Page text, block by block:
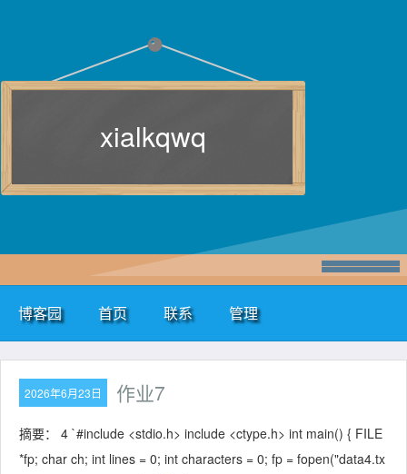
xialkqwq
博客园 首页 联系 管理
2026年6月23日 作业7
摘要： 4 `#include <stdio.h> include <ctype.h> int main() { FILE
*fp; char ch; int lines = 0; int characters = 0; fp = fopen("data4.tx